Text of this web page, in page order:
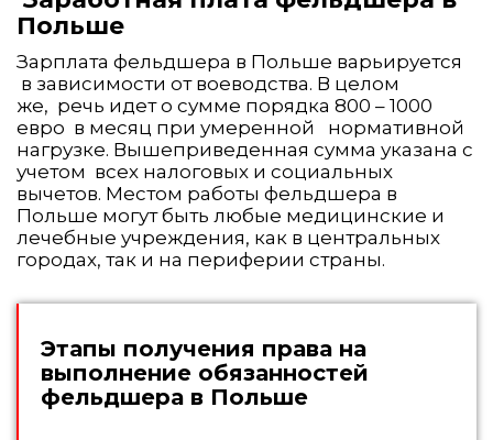
Польше
Зарплата фельдшера в Польше варьируется
в зависимости от воеводства. В целом
же, речь идет о сумме порядка 800 – 1000
евро в месяц при умеренной нормативной
нагрузке. Вышеприведенная сумма указана с
учетом всех налоговых и социальных
вычетов. Местом работы фельдшера в
Польше могут быть любые медицинские и
лечебные учреждения, как в центральных
городах, так и на периферии страны.
Этапы получения права на
выполнение обязанностей
фельдшера в Польше